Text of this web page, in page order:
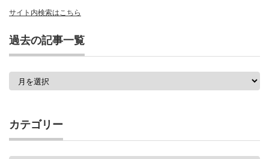
サイト内検索はこちら
過去の記事一覧
一
覧
カテゴリー